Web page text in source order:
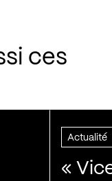
ces
Actualité
«